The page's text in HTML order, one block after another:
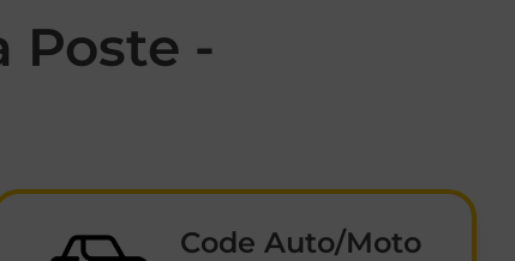
Poste -
Code Auto/Moto